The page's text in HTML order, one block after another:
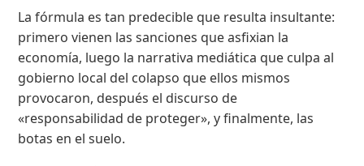
La fórmula es tan predecible que resulta insultante:
primero vienen las sanciones que asfixian la
economía, luego la narrativa mediática que culpa al
gobierno local del colapso que ellos mismos
provocaron, después el discurso de
«responsabilidad de proteger», y finalmente, las
botas en el suelo.